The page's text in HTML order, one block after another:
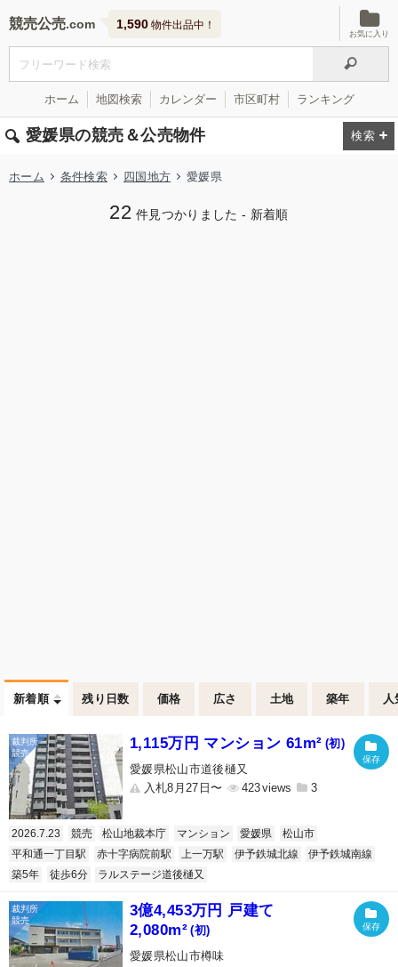
競売公売 1,590 物件出品中！
お気に入り
ホーム 地図検索 カレンダー 市区町村 ランキング
愛媛県の競売＆公売物件
ホーム 条件検索 四国地方 愛媛県
22 件見つかりました - 新着順
新着順 残り日数 価格 広さ 土地 築年 人
1,115万円 マンション 61m² (初)
愛媛県松山市道後樋又
入札8月27日〜
423 3
2026.7.23 競売 松山地裁本庁 マンション 愛媛県
松山市
平和通一丁目駅
赤十字病院前駅 上一万駅 伊予鉄城北線
伊予鉄城南線
築5年
徒歩6分 ラルステージ道後樋又
3億4,453万円 戸建て
2,080m² (初)
愛媛県松山市樽味